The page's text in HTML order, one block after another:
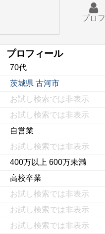
プロフ
プロフィール
70代
茨城県 古河市
お試し検索では非表示
お試し検索では非表示
自営業
お試し検索では非表示
400万以上 600万未満
高校卒業
お試し検索では非表示
お試し検索では非表示
お試し検索では非表示